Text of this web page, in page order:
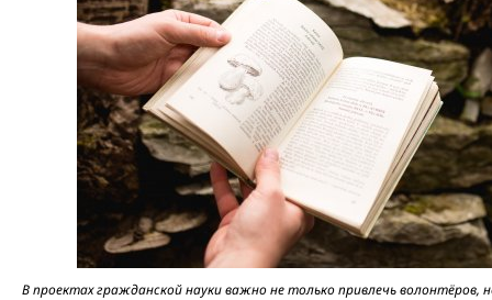
В проектах гражданской науки важно не только привлечь